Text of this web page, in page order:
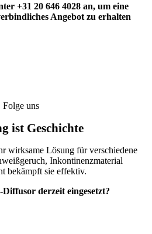
+31 20 646 4028 an, um eine
Angebot zu erhalten
Folge uns
ist Geschichte
wirksame Lösung für verschiedene
Inkontinenzmaterial
bekämpft sie effektiv.
derzeit eingesetzt?